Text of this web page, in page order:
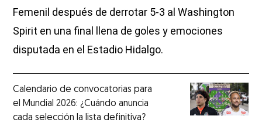
Femenil después de derrotar 5-3 al Washington
Spirit en una final llena de goles y emociones
disputada en el Estadio Hidalgo.
Calendario de convocatorias para
el Mundial 2026: ¿Cuándo anuncia
cada selección la lista definitiva?